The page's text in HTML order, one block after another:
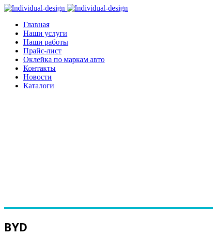
Главная
Наши услуги
Наши работы
Прайс-лист
Оклейка по маркам авто
Контакты
Новости
Каталоги
BYD